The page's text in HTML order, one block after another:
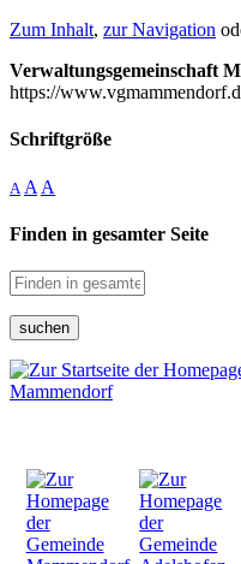
Zum Inhalt, zur Navigation
Verwaltungsgemeinschaft
https://
Schriftgröße
A A A
Finden in gesamter Seite
suchen